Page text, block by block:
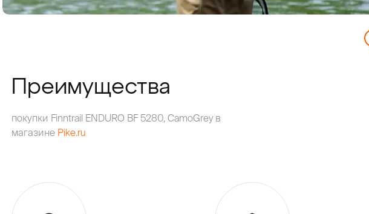
Преимущества
покупки Finntrail ENDURO BF 5280, CamoGrey в
магазине Pike.ru